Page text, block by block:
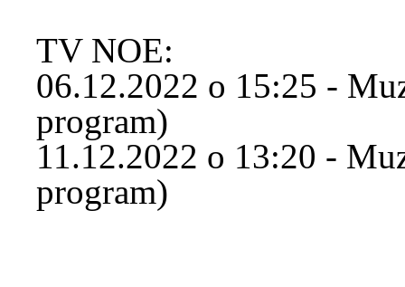
TV NOE:
06.12.2022 o 15:25 -
program)
11.12.2022 o 13:20 -
program)